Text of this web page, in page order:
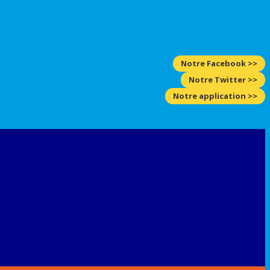
Notre Facebook >>
Notre Twitter >>
Notre application >>